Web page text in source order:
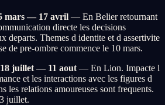
mars — 17 avril — En Belier retournant
directe les decisions
departs. Themes d identite et d assertivite
de pre-ombre commence le 10 mars.
juillet — 11 aout — En Lion. Impacte l
et les interactions avec les figures d
les relations amoureuses sont frequents.
juillet.